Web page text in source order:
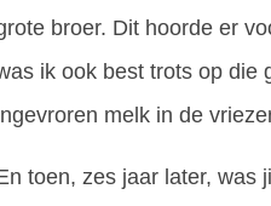
broer. Dit hoorde er
ik ook best trots op die
melk in de
toen, zes jaar later, was